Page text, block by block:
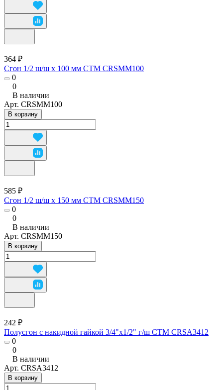
364 ₽
Сгон 1/2 ш/ш х 100 мм CTM CRSMM100
0
0
В наличии
Арт. CRSMM100
В корзину
585 ₽
Сгон 1/2 ш/ш х 150 мм CTM CRSMM150
0
0
В наличии
Арт. CRSMM150
В корзину
242 ₽
Полусгон с накидной гайкой 3/4"х1/2" г/ш CTM CRSA3412
0
0
В наличии
Арт. CRSA3412
В корзину